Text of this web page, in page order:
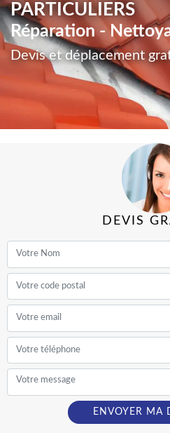
PARTICULIERS
Réparation -
Devis et déplacement
DEVIS